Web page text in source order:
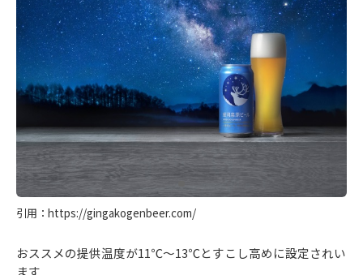
引用：https://gingakogenbeer.com/
おススメの提供温度が11℃～13℃とすこし高めに設定されい
ます